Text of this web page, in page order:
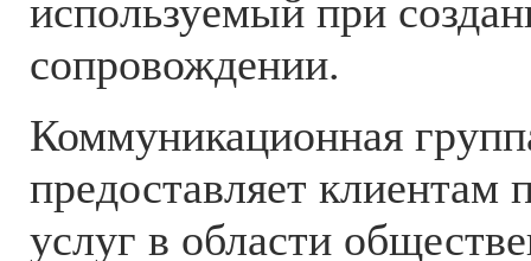
используемый при
сопровождении.
Коммуникационная
предоставляет клиентам
услуг в области